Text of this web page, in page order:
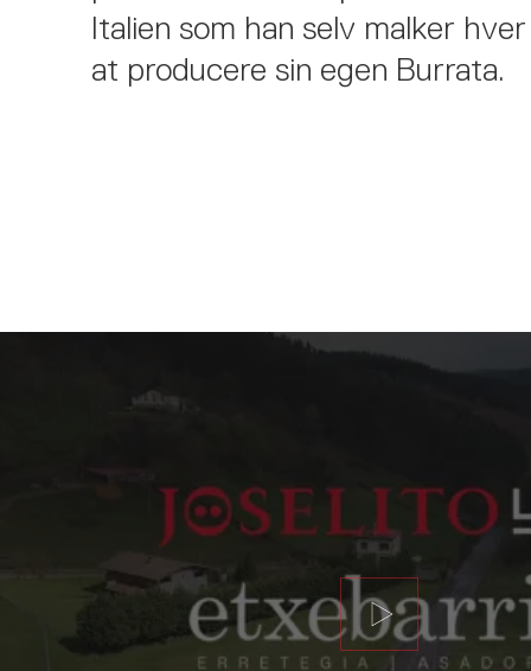
Italien som han selv malker
at producere sin egen Burrata.